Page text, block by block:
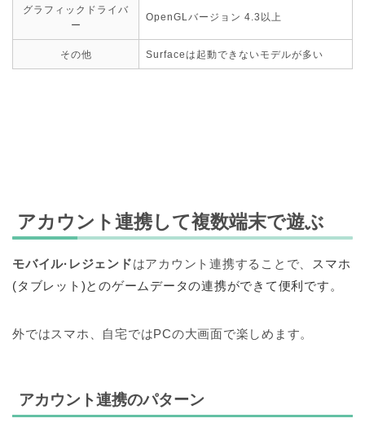
グラフィックドライバ
ー
OpenGLバージョン 4.3以上
その他 Surfaceは起動できないモデルが多い
アカウント連携して複数端末で遊ぶ
モバイル·レジェンドはアカウント連携することで、
スマホ
(タブレット)とのゲームデータの連携ができて便利です。
外ではスマホ、自宅ではPCの大画面で楽しめます。
アカウント連携のパターン